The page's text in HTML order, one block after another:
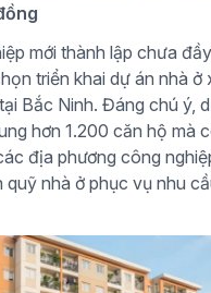
mới thành lập chưa
triển khai dự án nhà ở
Bắc Ninh. Đáng chú ý,
hơn 1.200 căn hộ mà
địa phương công
quỹ nhà ở phục vụ nhu